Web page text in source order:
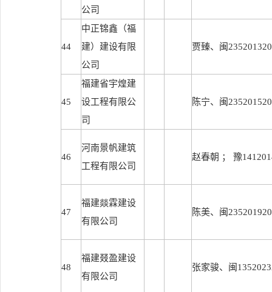
公司
44
中正锦鑫（福
建）建设有限
公司
贾臻、闽
45
福建省宇煌建
设工程有限公
司
陈宁、闽
46
河南景帆建筑
工程有限公司
赵春朝 ； 豫
47
福建燚霖建设
有限公司
陈美、闽
48
福建叕盈建设
有限公司
张家骏、闽